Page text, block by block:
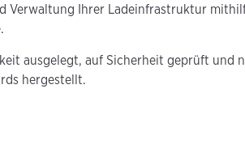
Verwaltung Ihrer Ladeinfrastruktur
ausgelegt, auf Sicherheit geprüft und
hergestellt.